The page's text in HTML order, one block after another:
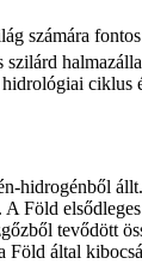
számára
hidrogénből
Föld
tevődött
által